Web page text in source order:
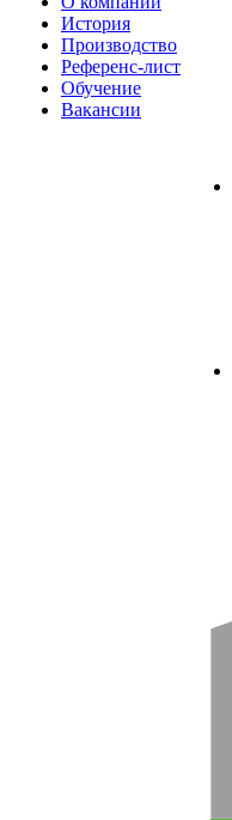
История
Производство
Референс-лист
Обучение
Вакансии